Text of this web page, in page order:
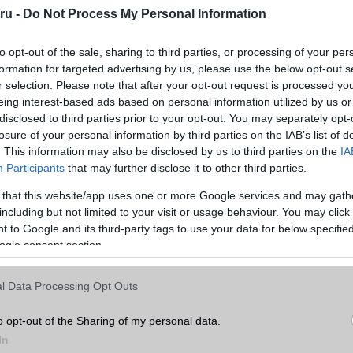
- Do Not Process My Personal Information
opt-out of the sale, sharing to third parties, or processing of your
for targeted advertising by us, please use the below opt-out
selection. Please note that after your opt-out request is processed
interest-based ads based on personal information utilized by us
to third parties prior to your opt-out. You may separately
of your personal information by third parties on the IAB’s list of
This information may also be disclosed by us to third parties on the
Participants that may further disclose it to other third parties.
that this website/app uses one or more Google services and may
but not limited to your visit or usage behaviour. You may
to Google and its third-party tags to use your data for below
consent section.
Data Processing Opt Outs
opt-out of the Sharing of my personal data.
bekövetkezik, az a Samsung számára is fontos piaci jelzés
közvetlen versenytárs a prémium okostelefonok piacán, ezért az
hatással van a dél-koreai gyártó döntéseire is. Ha a
magasabb árszintre lép, a Samsung számára is könnyebbé
anélkül, hogy versenyhátrányba kerülne.
ára egyébként már az idei generációnál is emelkedett több
szerint a nyár végén bemutatkozó új összehajtható modellek,
okosórák szintén magasabb áron érkezhetnek, mint
miatt a gyártási költségek folyamatosan növekednek, ami
változatlan szinten tartását.
kereslet várhatóan még évekig magas marad, az elemzők
a DRAM-árak rövid időn belül jelentősen csökkennének. Ez azt
csúcskészülékek gyártási költsége tovább emelkedhet.
kiemelni, hogy jelenleg sem a Samsung, sem az Apple nem